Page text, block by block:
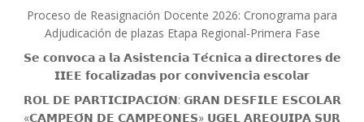
Proceso de Reasignación Docente 2026: Cronograma para
Adjudicación de plazas Etapa Regional-Primera Fase
𝗦𝗲 𝗰𝗼𝗻𝘃𝗼𝗰𝗮 𝗮 𝗹𝗮 𝗔𝘀𝗶𝘀𝘁𝗲𝗻𝗰𝗶𝗮 𝗧𝗲́𝗰𝗻𝗶𝗰𝗮 𝗮 𝗱𝗶𝗿𝗲𝗰𝘁𝗼𝗿𝗲𝘀 𝗱𝗲
𝗜𝗜𝗘𝗘 𝗳𝗼𝗰𝗮𝗹𝗶𝘇𝗮𝗱𝗮𝘀 𝗽𝗼𝗿 𝗰𝗼𝗻𝘃𝗶𝘃𝗲𝗻𝗰𝗶𝗮 𝗲𝘀𝗰𝗼𝗹𝗮𝗿
𝗥𝗢𝗟 𝗗𝗘 𝗣𝗔𝗥𝗧𝗜𝗖𝗜𝗣𝗔𝗖𝗜𝗢́𝗡: 𝗚𝗥𝗔𝗡 𝗗𝗘𝗦𝗙𝗜𝗟𝗘 𝗘𝗦𝗖𝗢𝗟𝗔𝗥
«𝗖𝗔𝗠𝗣𝗘𝗢́𝗡 𝗗𝗘 𝗖𝗔𝗠𝗣𝗘𝗢𝗡𝗘𝗦» 𝗨𝗚𝗘𝗟 𝗔𝗥𝗘𝗤𝗨𝗜𝗣𝗔 𝗦𝗨𝗥